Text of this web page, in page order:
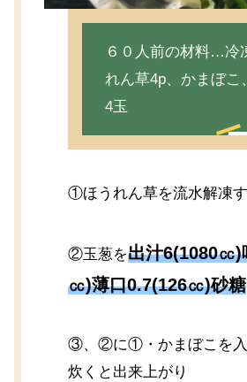
６０人前の材料…冷
れん草4p、かまぼこ
4玉
①ほうれん草を流水解凍
②玉葱を出汁6(1080㏄)
㏄)薄口0.7(126㏄)砂糖
③、②に①・かまぼこを入
炊くと出来上がり